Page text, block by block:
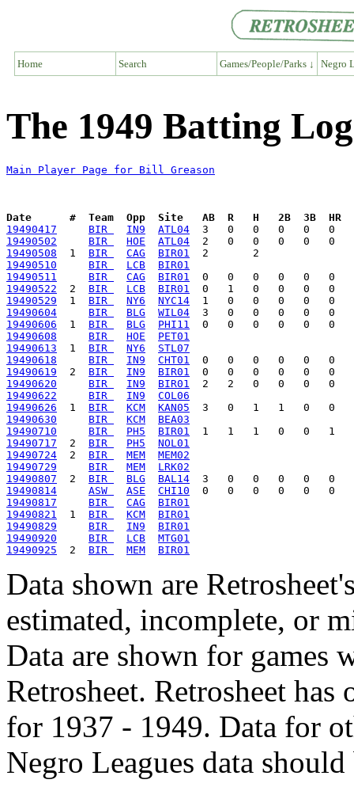
Home Search Games/People/Parks ↓ Negro
The 1949 Batting
Main Player Page for Bill Greason
Date      #  Team  Opp  Site   AB  R   H   2B  3B  HR
19490417
BIR IN9
ATL04
19490502
BIR HOE
ATL04
19490508
  1
BIR CAG
BIR01
19490510
BIR LCB
BIR01
19490511
BIR CAG
BIR01
19490522
  2
BIR LCB
BIR01
19490529
  1
BIR NY6
NYC14
19490604
BIR BLG
WIL04
19490606
  1
BIR BLG
PHI11
19490608
BIR HOE
PET01
19490613
  1
BIR NY6
STL07
19490618
BIR IN9
CHT01
19490619
  2
BIR IN9
BIR01
19490620
BIR IN9
BIR01
19490622
BIR IN9
COL06
19490626
  1
BIR KCM
KAN05
19490630
BIR KCM
BEA03
19490710
BIR PH5
BIR01
19490717
  2
BIR PH5
NOL01
19490724
  2
BIR MEM
MEM02
19490729
BIR MEM
LRK02
19490807
  2
BIR BLG
BAL14
19490814
ASW ASE
CHI10
19490817
BIR CAG
BIR01
19490821
  1
BIR KCM
BIR01
19490829
BIR IN9
BIR01
19490920
BIR LCB
MTG01
19490925
  2
BIR MEM BIR01
Data shown are
estimated, incomplete, or
Data are shown for games
Retrosheet. Retrosheet
for 1937 - 1949. Data for
Negro Leagues data